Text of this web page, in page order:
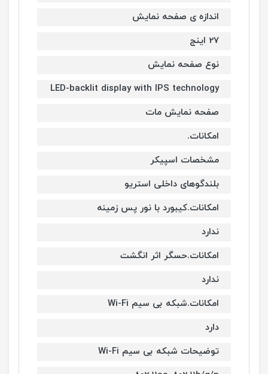
اندازه ی صفحه نمایش
27 اینج
نوع صفحه نمايش
LED-backlit display with IPS technology
صفحه نمایش مات
امکانات.
مشخصات اسپیکر
بلندگوهای داخلی استریو
امکانات.کیبورد با نور پس زمینه
ندارد
امکانات.حسگر اثر انگشت
ندارد
امکانات.شبکه بی سیم Wi-Fi
دارد
توضیحات شبکه بی سیم Wi-Fi